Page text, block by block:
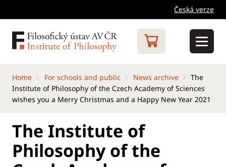
Česká verze
Home For schools and public News archive
The
Institute of Philosophy of the Czech Academy of Sciences
wishes you a Merry Christmas and a Happy New Year 2021
The Institute of
Philosophy of the